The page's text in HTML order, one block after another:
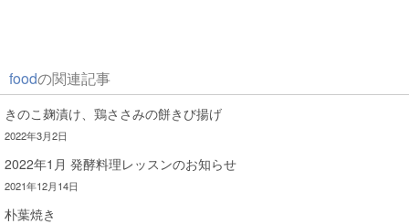
foodの関連記事
きのこ麹漬け、鶏ささみの餅きび揚げ
2022年3月2日
2022年1月 発酵料理レッスンのお知らせ
2021年12月14日
朴葉焼き